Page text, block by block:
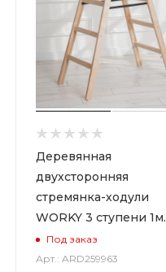
Деревянная
двухсторонняя
стремянка-ходули
WORKY 3 ступени 1м.
Под заказ
Арт.: ARD259963